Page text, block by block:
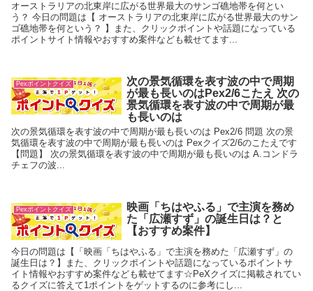
オーストラリアの北東岸に広がる世界最大のサンゴ礁地帯を何とい
う？ 今日の問題は【 オーストラリアの北東岸に広がる世界最大のサン
ゴ礁地帯を何という？ 】また、クリックポイントや話題になっている
ポイントサイト情報やおすすめ案件なども載せてます...
Pexポイントクイズ
次の景気循環を表す波の中で周期
が最も長いのはPex2/6こたえ 次の
景気循環を表す波の中で周期が最
も長いのは
次の景気循環を表す波の中で周期が最も長いのは Pex2/6 問題 次の景
気循環を表す波の中で周期が最も長いのは Pexクイズ2/6のこたえです
【問題】 次の景気循環を表す波の中で周期が最も長いのは A.コンドラ
チェフの波...
Pexポイントクイズ
映画「ちはやふる」で主演を務め
た「広瀬すず」の誕生日は？と
【おすすめ案件】
今日の問題は【「映画「ちはやふる」で主演を務めた「広瀬すず」の
誕生日は？】また、クリックポイントや話題になっているポイントサ
イト情報やおすすめ案件なども載せてます☆PeXクイズに掲載されてい
るクイズに答えて1ポイントをゲットするのに参考にし...